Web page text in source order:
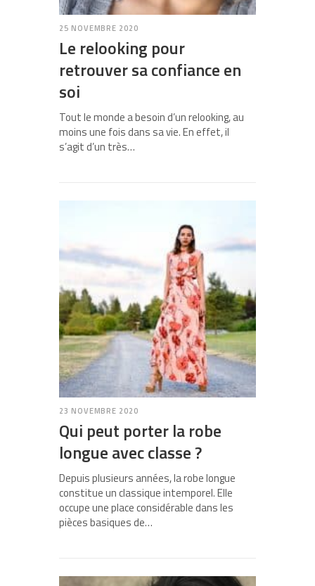
25 NOVEMBRE 2020
Le relooking pour
retrouver sa confiance en
soi
Tout le monde a besoin d’un relooking, au
moins une fois dans sa vie. En effet, il
s’agit d’un très…
23 NOVEMBRE 2020
Qui peut porter la robe
longue avec classe ?
Depuis plusieurs années, la robe longue
constitue un classique intemporel. Elle
occupe une place considérable dans les
pièces basiques de…